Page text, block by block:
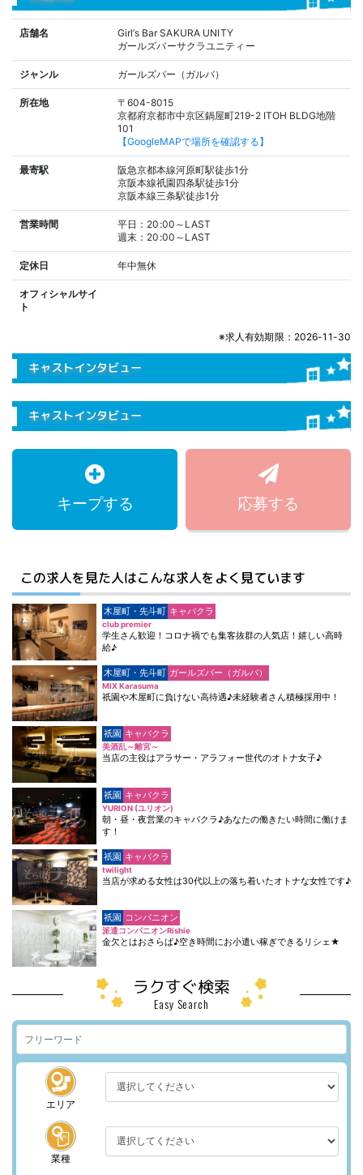
店舗名
Girl’s Bar SAKURA UNITY
ガールズバーサクラユニティー
ジャンル ガールズバー（ガルバ）
所在地
〒604-8015
京都府京都市中京区鍋屋町219-2 ITOH BLDG地階
101
【GoogleMAPで場所を確認する】
最寄駅
阪急京都本線河原町駅徒歩1分
京阪本線祇園四条駅徒歩1分
京阪本線三条駅徒歩1分
営業時間
平日：20:00～LAST
週末：20:00～LAST
定休日 年中無休
オフィシャルサイ
ト
※求人有効期限：2026-11-30
キャストインタビュー
キャストインタビュー
キープする 応募する
この求人を見た人はこんな求人をよく見ています
木屋町・先斗町 キャバクラ
club premier
学生さん歓迎！コロナ禍でも集客抜群の人気店！嬉しい高時
給♪
木屋町・先斗町 ガールズバー（ガルバ）
MIX Karasuma
祇園や木屋町に負けない高待遇♪未経験者さん積極採用中！
祇園 キャバクラ
美酒乱～離宮～
当店の主役はアラサー・アラフォー世代のオトナ女子♪
祇園 キャバクラ
YURION (ユリオン)
朝・昼・夜営業のキャバクラ♪あなたの働きたい時間に働けま
す！
祇園 キャバクラ
twilight
当店が求める女性は30代以上の落ち着いたオトナな女性です♪
祇園 コンパニオン
派遣コンパニオンRishie
金欠とはおさらば♪空き時間にお小遣い稼ぎできるリシェ★
ラクすぐ検索
Easy Search
エリア
業種